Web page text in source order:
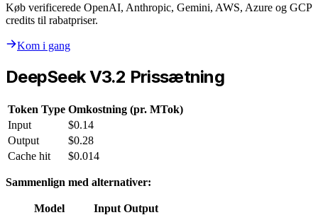
Køb verificerede OpenAI, Anthropic, Gemini, AWS, Azure og GCP
credits til rabatpriser.
Kom i gang
DeepSeek V3.2 Prissætning
Token Type Omkostning (pr. MTok)
Input
$0.14
Output
$0.28
Cache hit
$0.014
Sammenlign med alternativer:
Model Input Output